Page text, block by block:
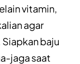
vitamin,
agar
baju
jaga saat